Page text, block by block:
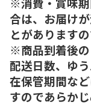
合は、お届け
とがあります
※商品到着後
配送日数、ゆ
在保管期間な
すのであらか